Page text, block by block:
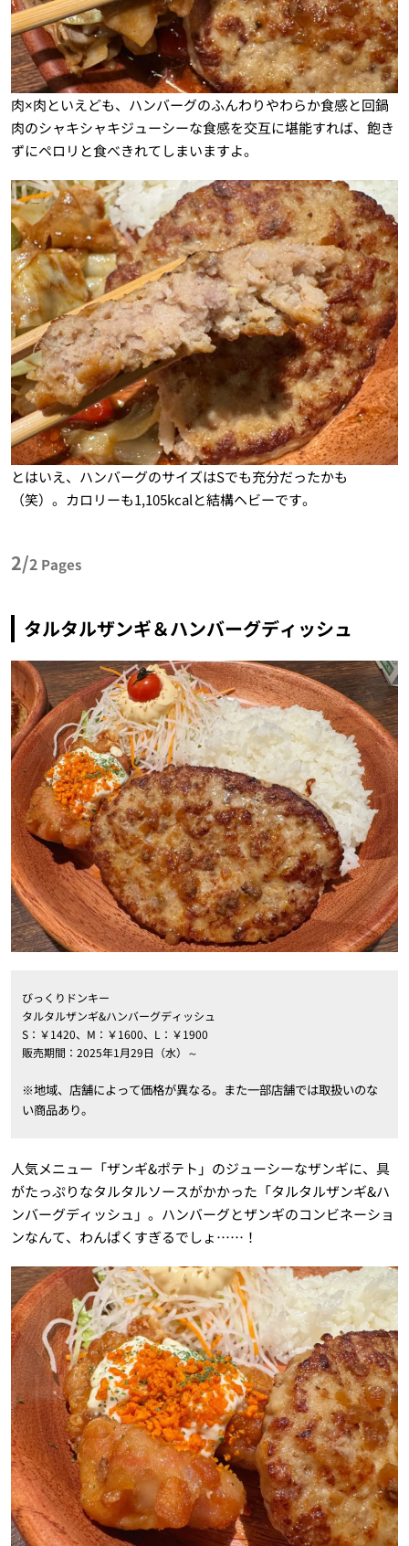
肉×肉といえども、ハンバーグのふんわりやわらか食感と回鍋
肉のシャキシャキジューシーな食感を交互に堪能すれば、飽き
ずにペロリと食べきれてしまいますよ。
とはいえ、ハンバーグのサイズはSでも充分だったかも
（笑）。カロリーも1,105kcalと結構ヘビーです。
2/2 Pages
タルタルザンギ＆ハンバーグディッシュ
びっくりドンキー
タルタルザンギ&ハンバーグディッシュ
S：￥1420、M：￥1600、L：￥1900
販売期間：2025年1月29日（水）～
※地域、店舗によって価格が異なる。また一部店舗では取扱いのな
い商品あり。
人気メニュー「ザンギ&ポテト」のジューシーなザンギに、具
がたっぷりなタルタルソースがかかった「タルタルザンギ&ハ
ンバーグディッシュ」。ハンバーグとザンギのコンビネーショ
ンなんて、わんぱくすぎるでしょ……！